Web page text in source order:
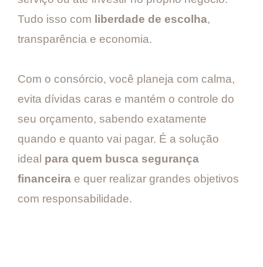
Tudo isso com liberdade de escolha,
transparência e economia.
Com o consórcio, você planeja com calma,
evita dívidas caras e mantém o controle do
seu orçamento, sabendo exatamente
quando e quanto vai pagar. É a solução
ideal para quem busca segurança
financeira e quer realizar grandes objetivos
com responsabilidade.